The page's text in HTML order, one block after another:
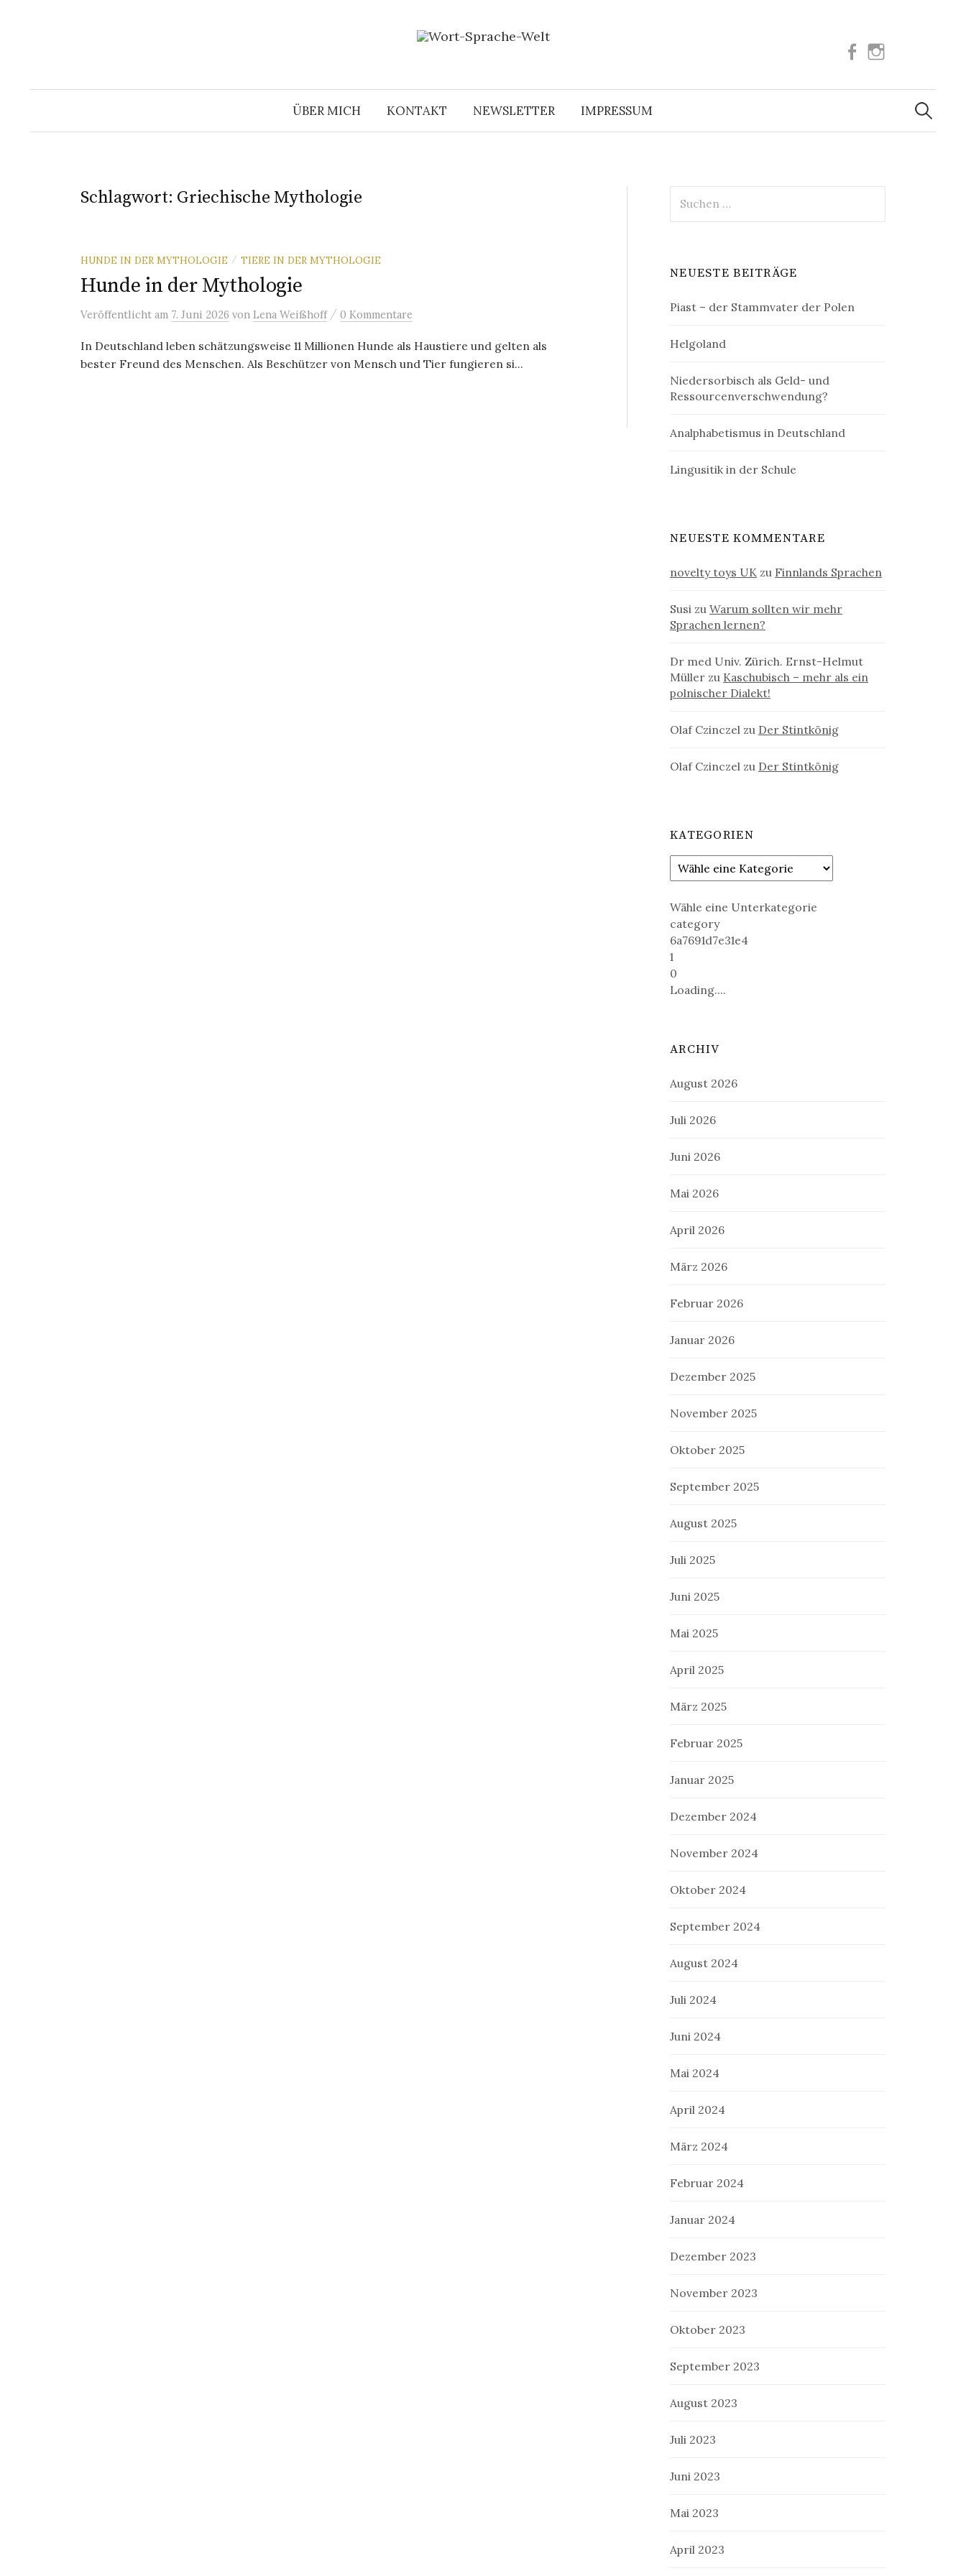
Facebook
ÜBER MICH KONTAKT NEWSLETTER IMPRESSUM
Suchen
nach:
Schlagwort: Griechische Mythologie
HUNDE IN DER MYTHOLOGIE / TIERE IN DER MYTHOLOGIE
Hunde in der Mythologie
Veröffentlicht am 7. Juni 2026 von Lena Weißhoff / 0 Kommentare
In Deutschland leben schätzungsweise 11 Millionen Hunde als Haustiere und gelten als
bester Freund des Menschen. Als Beschützer von Mensch und Tier fungieren si...
nach:
NEUESTE BEITRÄGE
Piast – der Stammvater der Polen
Helgoland
Niedersorbisch als Geld- und
Ressourcenverschwendung?
Analphabetismus in Deutschland
Lingusitik in der Schule
NEUESTE KOMMENTARE
novelty toys UK zu Finnlands Sprachen
Susi zuWarum sollten wir mehr
Sprachen lernen?
Dr med Univ. Zürich. Ernst-Helmut
Müller zu Kaschubisch – mehr als ein
polnischer Dialekt!
Olaf Czinczel zu Der Stintkönig
Olaf Czinczel zu Der Stintkönig
KATEGORIEN
Wähle eine Unterkategorie
category
6a7691d7e31e4
1
0
Loading....
ARCHIV
August 2026
Juli 2026
Juni 2026
Mai 2026
April 2026
März 2026
Februar 2026
Januar 2026
Dezember 2025
November 2025
Oktober 2025
September 2025
August 2025
Juli 2025
Juni 2025
Mai 2025
April 2025
März 2025
Februar 2025
Januar 2025
Dezember 2024
November 2024
Oktober 2024
September 2024
August 2024
Juli 2024
Juni 2024
Mai 2024
April 2024
März 2024
Februar 2024
Januar 2024
Dezember 2023
November 2023
Oktober 2023
September 2023
August 2023
Juli 2023
Juni 2023
Mai 2023
April 2023